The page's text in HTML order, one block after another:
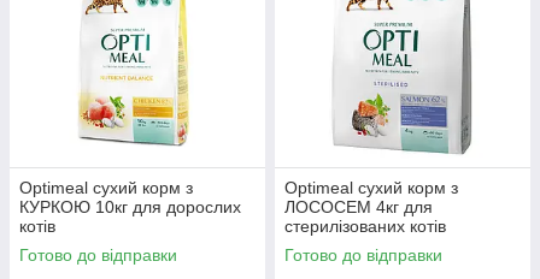
Optimeal сухий корм з
КУРКОЮ 10кг для дорослих
котів
Готово до відправки
Optimeal сухий корм з
ЛОСОСЕМ 4кг для
стерилізованих котів
Готово до відправки